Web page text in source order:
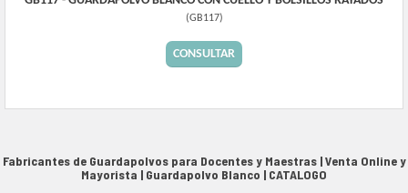
(GB117)
CONSULTAR
Fabricantes de Guardapolvos para Docentes y Maestras | Venta Online y
Mayorista | Guardapolvo Blanco | CATALOGO